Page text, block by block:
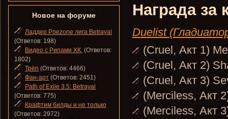
Награда за
Duelist
(Cruel, Акт 1)
(Cruel, Акт 2)
(Cruel, Акт 3)
(Merciless, Акт
(Merciless, Акт
Новое на форуме
Ладдер Poezone лига Betrayal
(Ответов: 198)
Видео с Рипами ХК. (Ответов:
1802)
Трёп (Ответов: 4466)
Фан-арт (Ответов: 2451)
Path of Exile 3.5: Betrayal
(Ответов: 775)
Крафтим билды и не только
(Ответов: 2972)